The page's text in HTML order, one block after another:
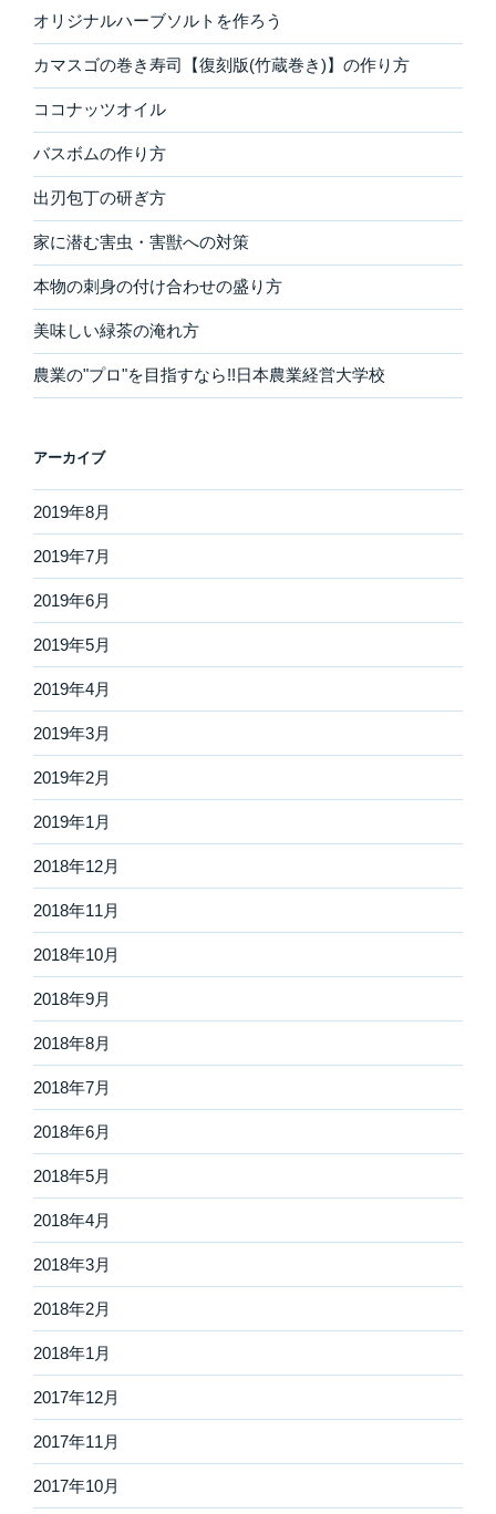
オリジナルハーブソルトを作ろう
カマスゴの巻き寿司【復刻版(竹蔵巻き)】の作り方
ココナッツオイル
バスボムの作り方
出刃包丁の研ぎ方
家に潜む害虫・害獣への対策
本物の刺身の付け合わせの盛り方
美味しい緑茶の淹れ方
農業の"プロ"を目指すなら!!日本農業経営大学校
アーカイブ
2019年8月
2019年7月
2019年6月
2019年5月
2019年4月
2019年3月
2019年2月
2019年1月
2018年12月
2018年11月
2018年10月
2018年9月
2018年8月
2018年7月
2018年6月
2018年5月
2018年4月
2018年3月
2018年2月
2018年1月
2017年12月
2017年11月
2017年10月